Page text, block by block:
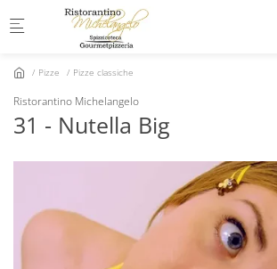
Skip to main content
Pizze Pizze classiche
Ristorantino Michelangelo
31 - Nutella Big